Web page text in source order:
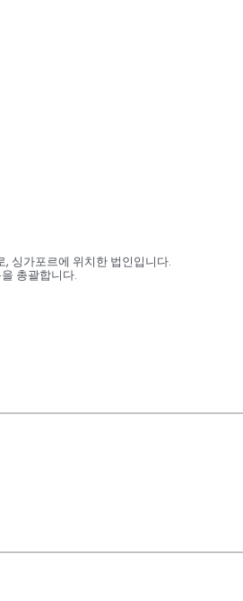
싱가포르에 위치한 법인입니다.
총괄합니다.